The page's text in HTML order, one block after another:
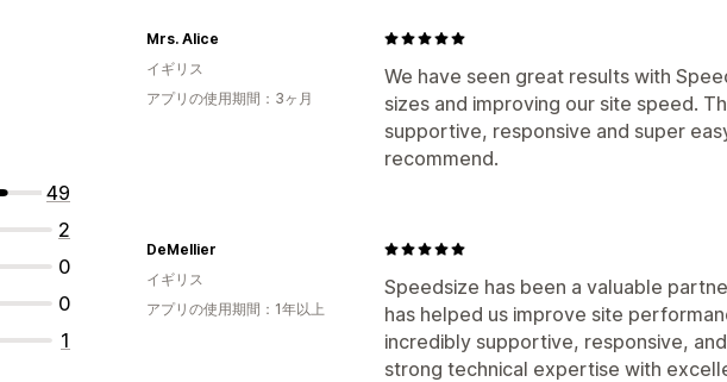
49
2
0
0
1
We have seen great results with
sizes and improving our site speed.
supportive, responsive and super
recommend.
Mrs. Alice
イギリス
アプリの使用期間：3ヶ月
Speedsize has been a valuable
has helped us improve site
incredibly supportive, responsive,
strong technical expertise with
DeMellier
イギリス
アプリの使用期間：1年以上